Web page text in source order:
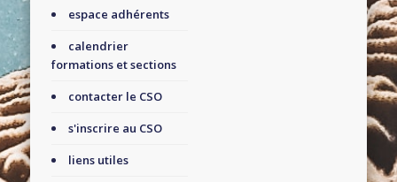
espace adhérents
calendrier
formations et sections
contacter le CSO
s'inscrire au CSO
liens utiles